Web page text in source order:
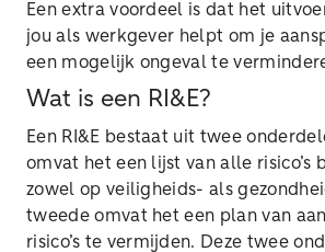
Een extra voordeel is dat het
jou als werkgever helpt om je
een mogelijk ongeval te
Wat is een RI&E?
Een RI&E bestaat uit twee
omvat het een lijst van alle risico’s
zowel op veiligheids- als
tweede omvat het een plan van
risico’s te vermijden. Deze twee